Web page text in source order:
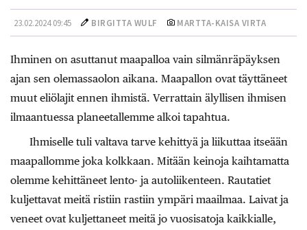
23.02.2024 09:45 BIRGITTA WULF MARTTA-KAISA VIRTA
Ihminen on asuttanut maapalloa vain silmänräpäyk­sen
ajan sen olemassaolon aikana. Maapallon ovat täyttäneet
muut eliölajit ennen ihmistä. Verrattain älyllisen ihmisen
ilmaantuessa planeetallemme alkoi tapahtua.
Ihmiselle tuli valtava tarve kehittyä ja liikuttaa itseään
maapallomme joka kolkkaan. Mitään keinoja kaihtamatta
olemme kehittäneet lento- ja autoliikenteen. Rautatiet
kuljettavat meitä ristiin rastiin ympäri maailmaa. Laivat ja
veneet ovat kuljettaneet meitä jo vuosisatoja kaikkialle,